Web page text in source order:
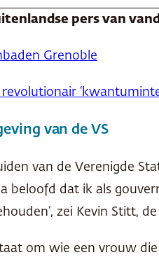
pers van
Grenoble
van de VS
van de Verenigde
beloofd dat ik als
zei Kevin Stitt,
om wie een vrouw